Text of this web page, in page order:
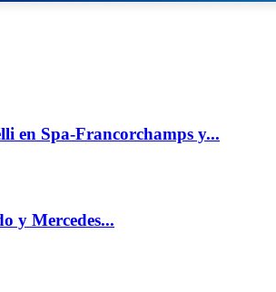
en Spa-Francorchamps y...
y Mercedes...